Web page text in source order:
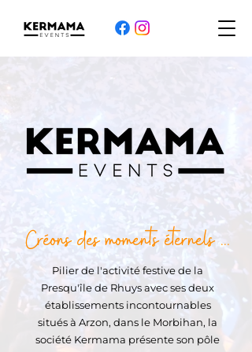
Créons des moments éternels ...
Pilier de l'activité festive de la
Presqu'île de Rhuys avec ses deux
établissements incontournables
situés à Arzon, dans le Morbihan, la
société Kermama présente son pôle